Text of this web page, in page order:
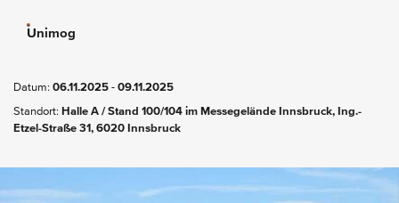
Unimog
Datum: 06.11.2025 - 09.11.2025
Standort: Halle A / Stand 100/104 im Messegelände Innsbruck, Ing.-
Etzel-Straße 31, 6020 Innsbruck